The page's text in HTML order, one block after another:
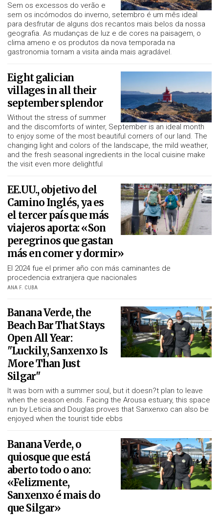
Sem os excessos do verão e
sem os incómodos do inverno, setembro é um mês ideal
para desfrutar de alguns dos recantos mais belos da nossa
geografia. As mudanças de luz e de cores na paisagem, o
clima ameno e os produtos da nova temporada na
gastronomia tornam a visita ainda mais agradável.
Eight galician
villages in all their
september splendor
Without the stress of summer
and the discomforts of winter, September is an ideal month
to enjoy some of the most beautiful corners of our land. The
changing light and colors of the landscape, the mild weather,
and the fresh seasonal ingredients in the local cuisine make
the visit even more delightful
EE.UU., objetivo del
Camino Inglés, ya es
el tercer país que más
viajeros aporta: «Son
peregrinos que gastan
más en comer y dormir»
El 2024 fue el primer año con más caminantes de
procedencia extranjera que nacionales
ANA F. CUBA
Banana Verde, the
Beach Bar That Stays
Open All Year:
"Luckily, Sanxenxo Is
More Than Just
Silgar"
It was born with a summer soul, but it doesn?t plan to leave
when the season ends. Facing the Arousa estuary, this space
run by Leticia and Douglas proves that Sanxenxo can also be
enjoyed when the tourist tide ebbs
Banana Verde, o
quiosque que está
aberto todo o ano:
«Felizmente,
Sanxenxo é mais do
que Silgar»